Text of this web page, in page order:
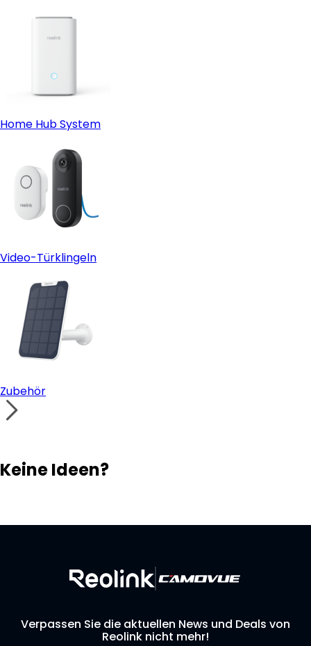
Home Hub System
Video-Türklingeln
Zubehör
Keine Ideen?
Verpassen Sie die aktuellen News und Deals von
Reolink nicht mehr!